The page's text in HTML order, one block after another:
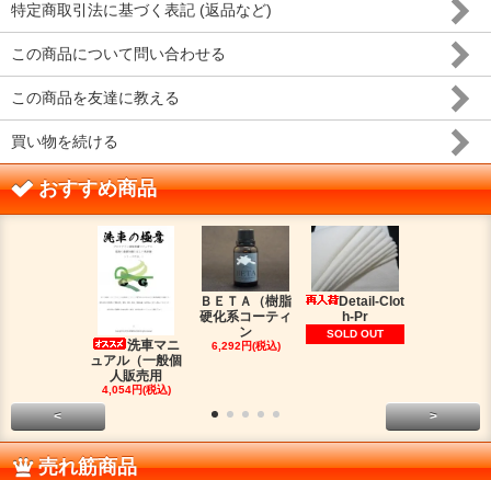
特定商取引法に基づく表記 (返品など)
この商品について問い合わせる
この商品を友達に教える
買い物を続ける
おすすめ商品
洗車マニ
ュアル（一般個
人販売用
4,054円(税込)
ＢＥＴＡ（樹脂
硬化系コーティ
ン
6,292円(税込)
Detail-Clot
h-Pr
SOLD OUT
< >
売れ筋商品